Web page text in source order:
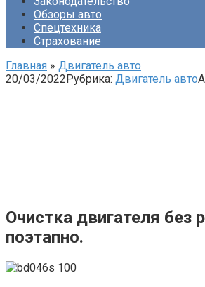
Обзоры авто
Спецтехника
Страхование
Главная » Двигатель авто
20/03/2022Рубрика: Двигатель авто
Очистка двигателя без
поэтапно.